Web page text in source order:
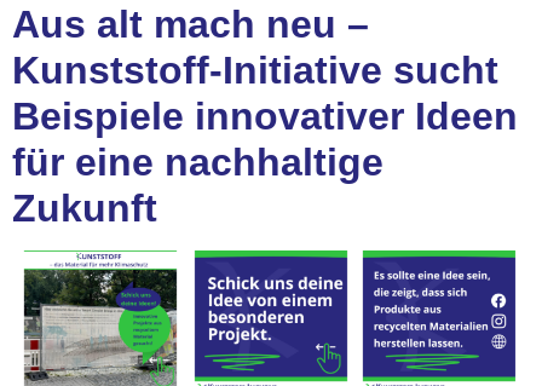
Aus alt mach neu –
Kunststoff-Initiative sucht
Beispiele innovativer Ideen
für eine nachhaltige
Zukunft